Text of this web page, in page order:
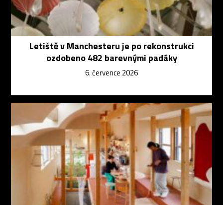
Letiště v Manchesteru je po rekonstrukci
ozdobeno 482 barevnými padáky
6. července 2026